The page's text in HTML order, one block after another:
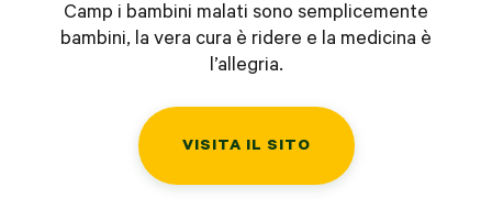
Camp i bambini malati sono semplicemente
bambini, la vera cura è ridere e la medicina è
l’allegria.
VISITA IL SITO